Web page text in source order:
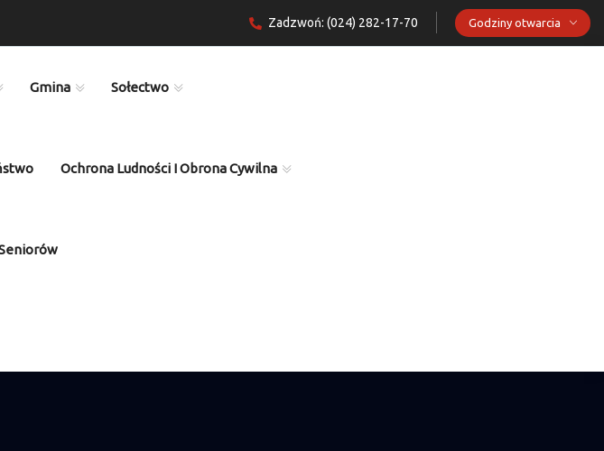
Zadzwoń: (024) 282-17-70 Godziny otwarcia
Gmina Sołectwo
Ochrona Ludności I Obrona Cywilna